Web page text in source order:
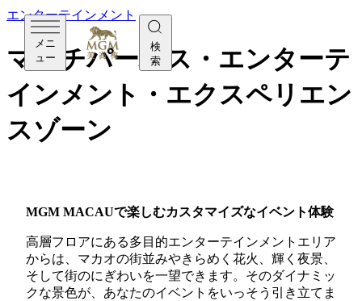
メニ
ュー
検
索
エンターテインメント
マルチパーパス・エンターテ
インメント・エクスペリエン
スゾーン
MGM MACAUで楽しむカスタマイズなイベント体験
高層フロアにある多目的エンターテインメントエリア
からは、マカオの街並みやきらめく花火、輝く夜景、
そして街のにぎわいを一望できます。そのダイナミッ
クな景色が、あなたのイベントをいっそう引き立てま